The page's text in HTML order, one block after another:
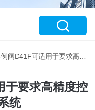
可适用于要求高精度控制的复杂系统
于要求高精度控
统